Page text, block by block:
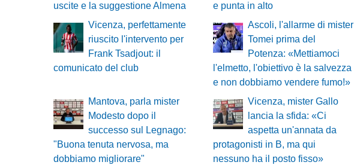
uscite e la suggestione Almena
e punta in alto
Vicenza, perfettamente
riuscito l'intervento per
Frank Tsadjout: il
comunicato del club
Ascoli, l'allarme di mister
Tomei prima del
Potenza: «Mettiamoci
l'elmetto, l'obiettivo è la salvezza
e non dobbiamo vendere fumo!»
Mantova, parla mister
Modesto dopo il
successo sul Legnago:
"Buona tenuta nervosa, ma
dobbiamo migliorare"
Vicenza, mister Gallo
lancia la sfida: «Ci
aspetta un'annata da
protagonisti in B, ma qui
nessuno ha il posto fisso»